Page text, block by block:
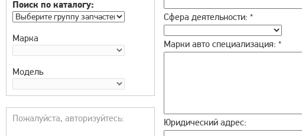
Поиск по каталогу:
Марка
Модель
Пожалуйста, авторизуйтесь:
Сфера деятельности: *
Марки авто специализация: *
Юридический адрес: